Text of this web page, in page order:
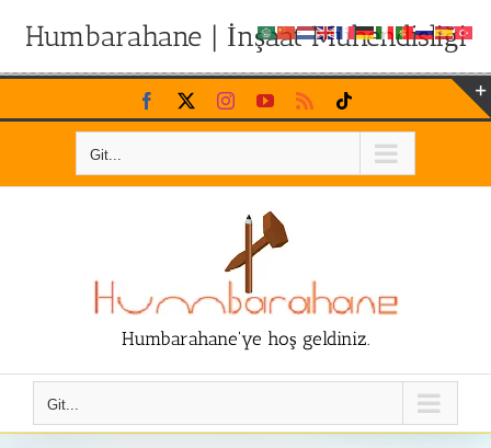
Humbarahane | İnşaat Mühendisliği
Skip
to
Facebook InstagramYouTubeRss
Git...
Humbarahane'ye hoş geldiniz.
Git...